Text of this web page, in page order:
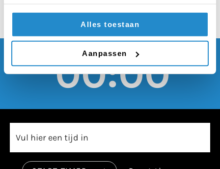
Alles toestaan
Aanpassen
00:00